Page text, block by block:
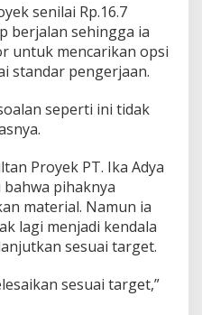
senilai Rp.16.7
berjalan sehingga ia
untuk mencarikan opsi
standar pengerjaan.
seperti ini tidak
Proyek PT. Ika Adya
pihaknya
material. Namun ia
lagi menjadi kendala
sesuai target.
sesuai target,”